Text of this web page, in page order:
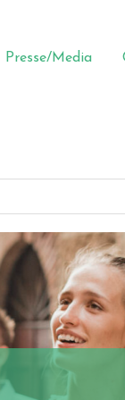
Presse/Media